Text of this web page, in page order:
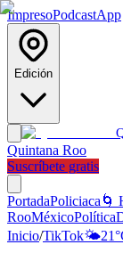
ImpresoPodcastApp
Edición
Quintana Roo
Suscríbete gratis
PortadaPoliciaca 🌀
RooMéxicoPolítica
Inicio/TikTok🌤️21